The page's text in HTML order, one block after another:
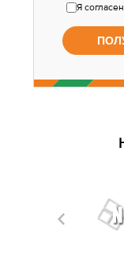
Я согласен